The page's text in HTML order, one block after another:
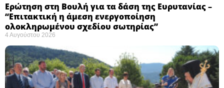
Ερώτηση στη Βουλή για τα δάση της Ευρυτανίας –
“Eπιτακτική η άμεση ενεργοποίηση
ολοκληρωμένου σχεδίου σωτηρίας”
4 Αυγούστου 2026